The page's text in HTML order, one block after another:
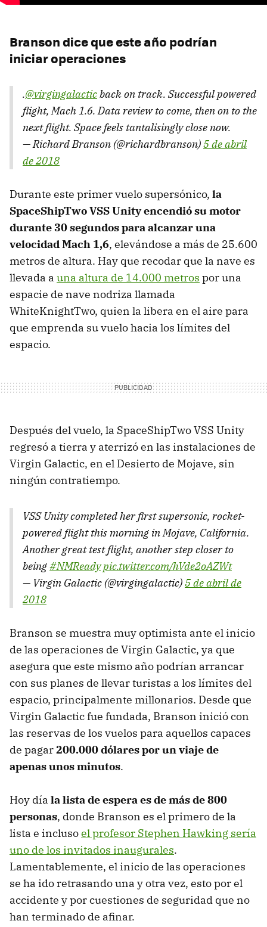
Branson dice que este año podrían
iniciar operaciones
.@virgingalacticback on track. Successful powered
flight, Mach 1.6. Data review to come, then on to the
next flight. Space feels tantalisingly close now.
— Richard Branson (@richardbranson)5 de abril
de 2018
Durante este primer vuelo supersónico, la
SpaceShipTwo VSS Unity encendió su motor
durante 30 segundos para alcanzar una
velocidad Mach 1,6, elevándose a más de 25.600
metros de altura. Hay que recodar que la nave es
llevada a una altura de 14.000 metros por una
espacie de nave nodriza llamada
WhiteKnightTwo, quien la libera en el aire para
que emprenda su vuelo hacia los límites del
espacio.
Después del vuelo, la SpaceShipTwo VSS Unity
regresó a tierra y aterrizó en las instalaciones de
Virgin Galactic, en el Desierto de Mojave, sin
ningún contratiempo.
VSS Unity completed her first supersonic, rocket-
powered flight this morning in Mojave, California.
Another great test flight, another step closer to
being#NMReadypic.twitter.com/hVde2oAZWt
— Virgin Galactic (@virgingalactic)5 de abril de
2018
Branson se muestra muy optimista ante el inicio
de las operaciones de Virgin Galactic, ya que
asegura que este mismo año podrían arrancar
con sus planes de llevar turistas a los límites del
espacio, principalmente millonarios. Desde que
Virgin Galactic fue fundada, Branson inició con
las reservas de los vuelos para aquellos capaces
de pagar200.000 dólares por un viaje de
apenas unos minutos.
Hoy día la lista de espera es de más de 800
personas, donde Branson es el primero de la
lista e inclusoel profesor Stephen Hawking sería
uno de los invitados inaugurales.
Lamentablemente, el inicio de las operaciones
se ha ido retrasando una y otra vez, esto por el
accidente y por cuestiones de seguridad que no
han terminado de afinar.